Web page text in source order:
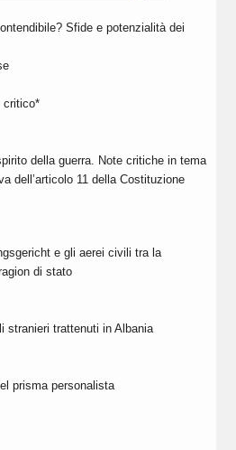
Sfide e potenzialità dei
critico*
della guerra. Note critiche in tema
dell’articolo 11 della Costituzione
e gli aerei civili tra la
di stato
stranieri trattenuti in Albania
prisma personalista